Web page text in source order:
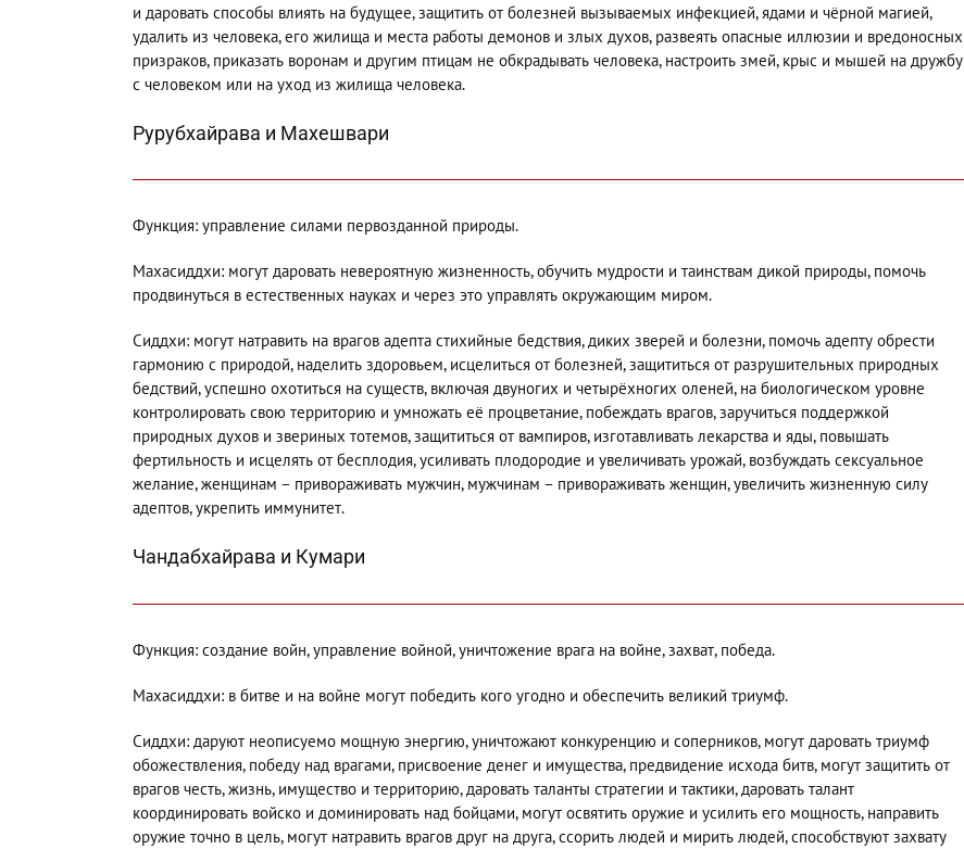
и даровать способы влиять на будущее, защитить от болезней вызываемых инфекцией, ядами и чёрной магией,
удалить из человека, его жилища и места работы демонов и злых духов, развеять опасные иллюзии и вредоносных
призраков, приказать воронам и другим птицам не обкрадывать человека, настроить змей, крыс и мышей на дружбу
с человеком или на уход из жилища человека.
Рурубхайрава и Махешвари
Функция: управление силами первозданной природы.
Махасиддхи: могут даровать невероятную жизненность, обучить мудрости и таинствам дикой природы, помочь
продвинуться в естественных науках и через это управлять окружающим миром.
Сиддхи: могут натравить на врагов адепта стихийные бедствия, диких зверей и болезни, помочь адепту обрести
гармонию с природой, наделить здоровьем, исцелиться от болезней, защититься от разрушительных природных
бедствий, успешно охотиться на существ, включая двуногих и четырёхногих оленей, на биологическом уровне
контролировать свою территорию и умножать её процветание, побеждать врагов, заручиться поддержкой
природных духов и звериных тотемов, защититься от вампиров, изготавливать лекарства и яды, повышать
фертильность и исцелять от бесплодия, усиливать плодородие и увеличивать урожай, возбуждать сексуальное
желание, женщинам – привораживать мужчин, мужчинам – привораживать женщин, увеличить жизненную силу
адептов, укрепить иммунитет.
Чандабхайрава и Кумари
Функция: создание войн, управление войной, уничтожение врага на войне, захват, победа.
Махасиддхи: в битве и на войне могут победить кого угодно и обеспечить великий триумф.
Сиддхи: даруют неописуемо мощную энергию, уничтожают конкуренцию и соперников, могут даровать триумф
обожествления, победу над врагами, присвоение денег и имущества, предвидение исхода битв, могут защитить от
врагов честь, жизнь, имущество и территорию, даровать таланты стратегии и тактики, даровать талант
координировать войско и доминировать над бойцами, могут освятить оружие и усилить его мощность, направить
оружие точно в цель, могут натравить врагов друг на друга, ссорить людей и мирить людей, способствуют захвату